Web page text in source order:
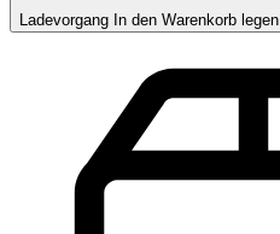
Ladevorgang In den Warenkorb legen